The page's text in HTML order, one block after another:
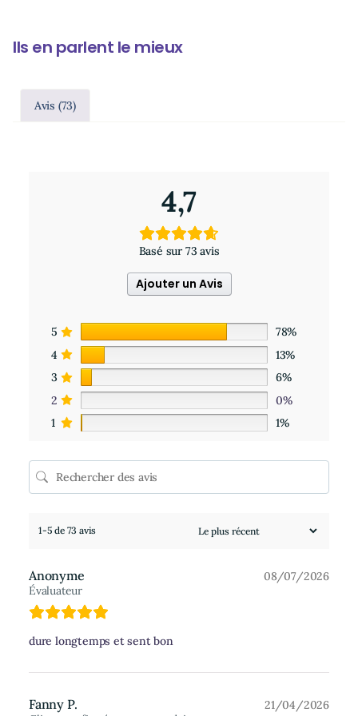
Ils en parlent le mieux
Avis (73)
4,7
Basé sur 73 avis
Ajouter un Avis
5
78%
4
13%
3
6%
2
0%
1
1%
1-5 de 73 avis
Anonyme
Évaluateur
08/07/2026
dure longtemps et sent bon
Fanny P. 21/04/2026